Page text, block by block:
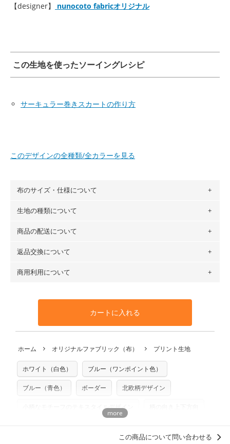
【designer】 nunocoto fabricオリジナル
この生地を使ったソーイングレシピ
サーキュラー巻きスカートの作り方
このデザインの全種類/全カラーを見る
布のサイズ・仕様について
布の長さは50cm単位での販売になります。
場合 → 購入数量「7」
※カットを希望の方は備考欄に「50cmずつカット希望」など
ご記載ください（50cm単位でのカットのみ）
プリント布の仕様についてもっと詳しく見る
生地の種類について
・現在、すべてのデザインのプリントに使用している生地は
ットン（ダブルガーゼ）・100％コットン（ローン）・コッ
トンリネン（ビエラ織）・100％コットン（ツイル）・
100％コットン（キャンバス・11号帆布）です。
生地見本サンプル（無料）を購入する
商品の配送について
・ネコポスでの配送は、布は2mまで型紙は2個までとなりま
も送料の表示が600円となり宅急便での配送となります。
となります。
※万が一、検品時に不備が見つかった場合は、4～5営業日後
※土日祝は営業日に含まれません。
※配送日のご指定は承れません。出来上がり次第、順次発送
返品交換について
・布はご注文後に注文数量のみをプリントするため、
購入後
や用尺をお間違えのないようお願いします。思っていた色味
と違う、などの理由での返品は承れません。予めご了承くだ
商用利用について
利用いただけます。「nunocoto fabric使用」といった記載
も不要です。（製品化した際に起こる全ての問題、クレーム
いませんのでご了承ください）
※有料型紙（ホームソーイング型紙シリーズ）および柄がえ
らべるキットに付属された型紙は商用利用できませんのでご
注意ください。型紙自体の転用・販売および型紙を使用して
商用利用についての詳細はこちら
カートに入れる
ホーム オリジナルファブリック（布） プリント生地
ホワイト（白色） ブルー（ワンポイント色）
ブルー（青色） ボーダー 北欧柄デザイン
小柄なモチーフのテキスタイルデザイン
この商品について問い合わせる